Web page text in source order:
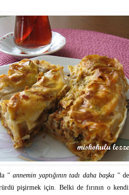
"annemin yaptığının tadı daha başka "
pişirmek için. Belki de fırının o